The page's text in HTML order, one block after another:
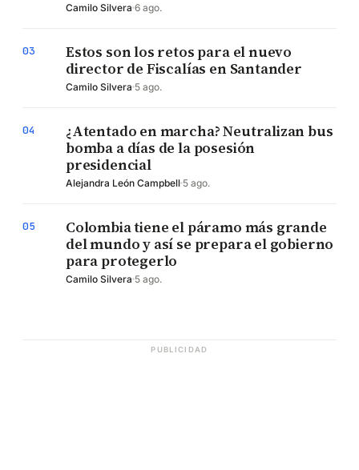
Camilo Silvera 6 ago.
03
Estos son los retos para el nuevo
director de Fiscalías en Santander
Camilo Silvera 5 ago.
04
¿Atentado en marcha? Neutralizan bus
bomba a días de la posesión
presidencial
Alejandra León Campbell 5 ago.
05
Colombia tiene el páramo más grande
del mundo y así se prepara el gobierno
para protegerlo
Camilo Silvera 5 ago.
PUBLICIDAD